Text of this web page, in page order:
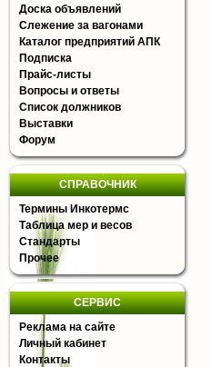
Доска объявлений
Слежение за вагонами
Каталог предприятий АПК
Подписка
Прайс-листы
Вопросы и ответы
Список должников
Выставки
Форум
СПРАВОЧНИК
Термины Инкотермс
Таблица мер и весов
Стандарты
Прочее
СЕРВИС
Реклама на сайте
Личный кабинет
Контакты